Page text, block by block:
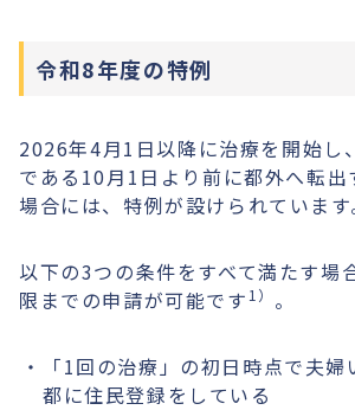
令和8年度の特例
2026年4月1日以降に治療を開始し
である10月1日より前に都外へ転出
場合には、特例が設けられています
以下の3つの条件をすべて満たす場
限までの申請が可能です 1） 。
「1回の治療」の初日時点で夫
都に住民登録をしている